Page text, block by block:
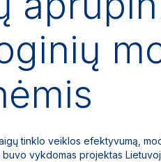
tinklo veiklos efektyvumą,
vykdomas projektas